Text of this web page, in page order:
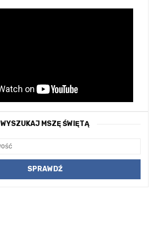
WYSZUKAJ MSZĘ ŚWIĘTĄ